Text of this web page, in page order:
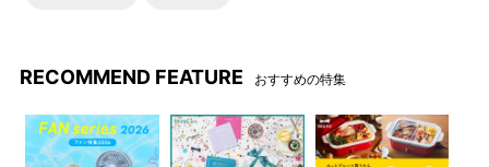
RECOMMEND FEATURE おすすめの特集